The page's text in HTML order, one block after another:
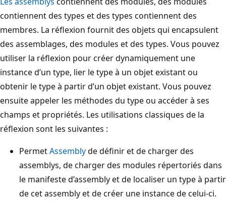
contiennent des types et des types contiennent des
membres. La réflexion fournit des objets qui encapsulent
des assemblages, des modules et des types. Vous pouvez
utiliser la réflexion pour créer dynamiquement une
instance d’un type, lier le type à un objet existant ou
obtenir le type à partir d’un objet existant. Vous pouvez
ensuite appeler les méthodes du type ou accéder à ses
champs et propriétés. Les utilisations classiques de la
réflexion sont les suivantes :
PermetAssemblyde définir et de charger des
assemblys, de charger des modules répertoriés dans
le manifeste d’assembly et de localiser un type à partir
de cet assembly et de créer une instance de celui-ci.